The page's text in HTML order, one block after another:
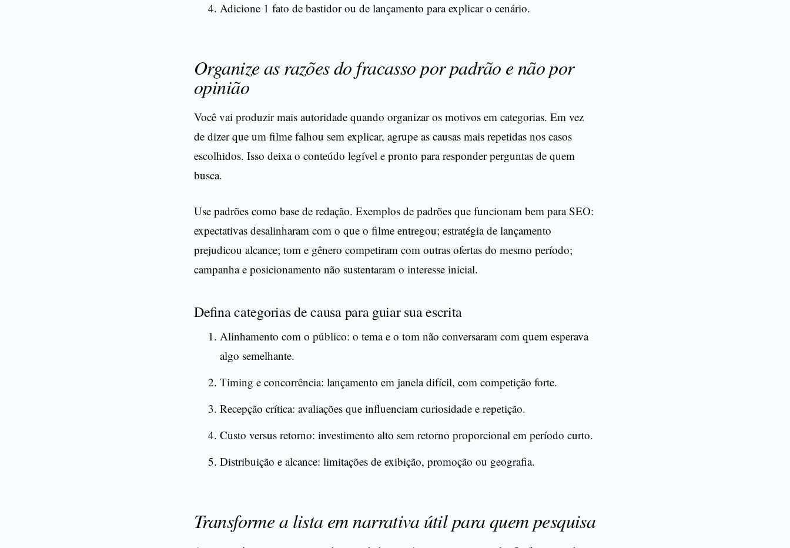
Adicione 1 fato de bastidor ou de lançamento para explicar o cenário.
Organize as razões do fracasso por padrão e não por
opinião
Você vai produzir mais autoridade quando organizar os motivos em categorias. Em vez
de dizer que um filme falhou sem explicar, agrupe as causas mais repetidas nos casos
escolhidos. Isso deixa o conteúdo legível e pronto para responder perguntas de quem
busca.
Use padrões como base de redação. Exemplos de padrões que funcionam bem para SEO:
expectativas desalinharam com o que o filme entregou; estratégia de lançamento
prejudicou alcance; tom e gênero competiram com outras ofertas do mesmo período;
campanha e posicionamento não sustentaram o interesse inicial.
Defina categorias de causa para guiar sua escrita
Alinhamento com o público: o tema e o tom não conversaram com quem esperava
algo semelhante.
Timing e concorrência: lançamento em janela difícil, com competição forte.
Recepção crítica: avaliações que influenciam curiosidade e repetição.
Custo versus retorno: investimento alto sem retorno proporcional em período curto.
Distribuição e alcance: limitações de exibição, promoção ou geografia.
Transforme a lista em narrativa útil para quem pesquisa